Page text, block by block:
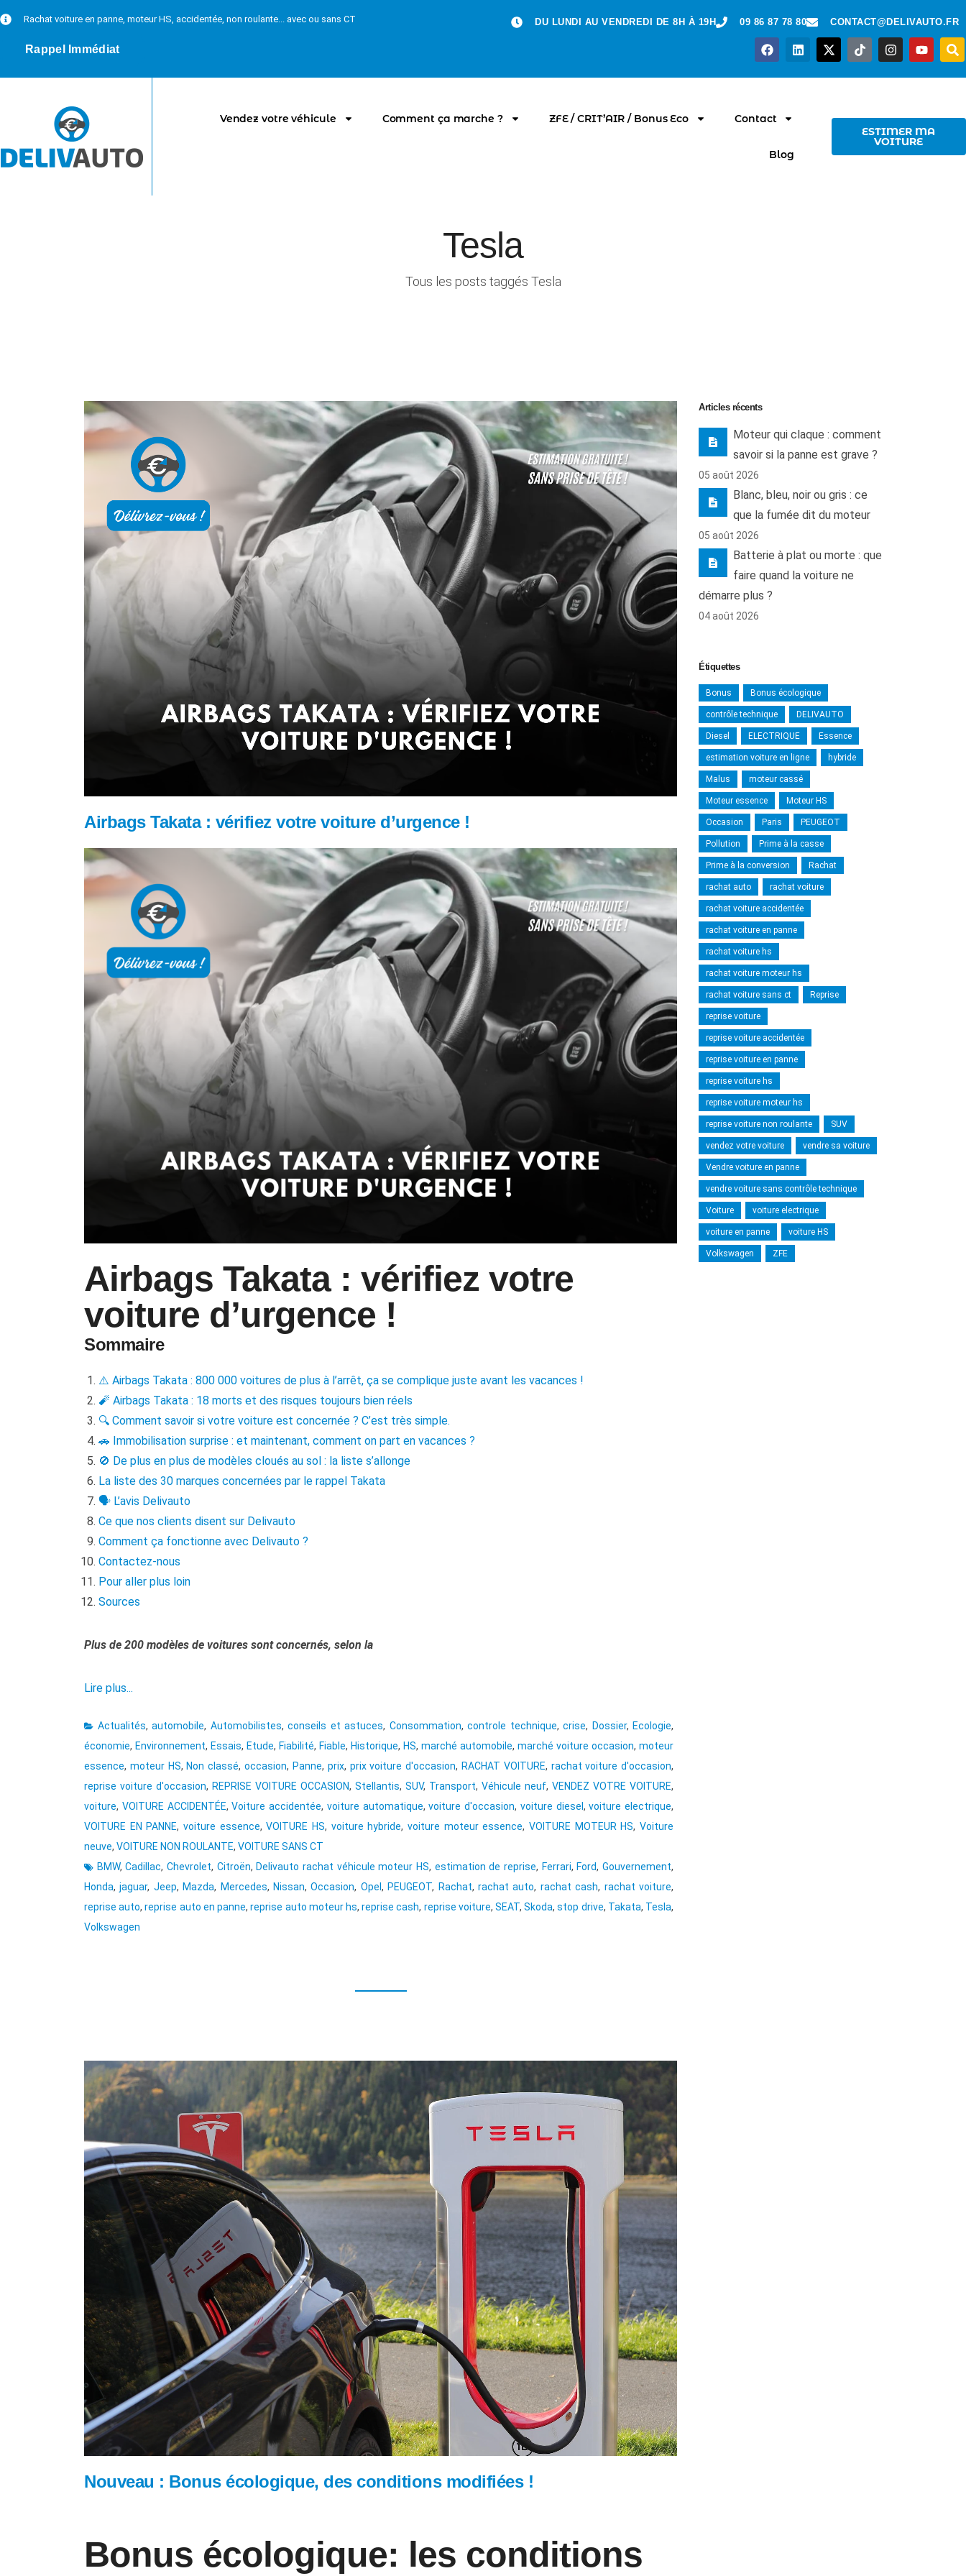
Rachat voiture en panne, moteur HS, accidentée, non roulante... avec ou sans CT
Rappel Immédiat
DU LUNDI AU VENDREDI DE 8H À 19H 09 86 87 78 80 CONTACT@DELIVAUTO.FR
Vendez votre véhicule Comment ça marche ? ZFE / CRIT’AIR / Bonus Eco Contact
Blog
ESTIMER MA
VOITURE
Tesla
Tous les posts taggés Tesla
Airbags Takata : vérifiez votre voiture d’urgence !
Airbags Takata : vérifiez votre
voiture d’urgence !
Sommaire
⚠️ Airbags Takata : 800 000 voitures de plus à l’arrêt, ça se complique juste avant les vacances !
🧨 Airbags Takata : 18 morts et des risques toujours bien réels
🔍 Comment savoir si votre voiture est concernée ? C’est très simple.
🚗 Immobilisation surprise : et maintenant, comment on part en vacances ?
🚫 De plus en plus de modèles cloués au sol : la liste s’allonge
La liste des 30 marques concernées par le rappel Takata
🗣️ L’avis Delivauto
Ce que nos clients disent sur Delivauto
Comment ça fonctionne avec Delivauto ?
Contactez-nous
Pour aller plus loin
Sources
Plus de 200 modèles de voitures sont concernés, selon la
Lire plus...
Actualités, automobile, Automobilistes, conseils et astuces, Consommation, controle technique, crise, Dossier, Ecologie,
économie, Environnement, Essais, Etude, Fiabilité, Fiable, Historique, HS, marché automobile, marché voiture occasion, moteur
essence, moteur HS, Non classé,occasion, Panne, prix, prix voiture d'occasion, RACHAT VOITURE, rachat voiture d'occasion,
reprise voiture d'occasion, REPRISE VOITURE OCCASION, Stellantis, SUV, Transport, Véhicule neuf, VENDEZ VOTRE VOITURE,
voiture, VOITURE ACCIDENTÉE,Voiture accidentée, voiture automatique,voiture d'occasion, voiture diesel ,voiture electrique,
VOITURE EN PANNE,voiture essence,VOITURE HS, voiture hybride,voiture moteur essence,VOITURE MOTEUR HS,Voiture
neuve, VOITURE NON ROULANTE, VOITURE SANS CT
BMW,Cadillac,Chevrolet, Citroën, Delivauto rachat véhicule moteur HS, estimation de reprise, Ferrari, Ford,Gouvernement,
Honda,jaguar, Jeep, Mazda, Mercedes, Nissan,Occasion, Opel , PEUGEOT, Rachat,rachat auto, rachat cash, rachat voiture,
reprise auto,reprise auto en panne,reprise auto moteur hs,reprise cash, reprise voiture,SEAT,Skoda,stop drive, Takata, Tesla,
Volkswagen
Nouveau : Bonus écologique, des conditions modifiées !
Bonus écologique: les conditions
Articles récents
Moteur qui claque : comment
savoir si la panne est grave ?
05 août 2026
Blanc, bleu, noir ou gris : ce
que la fumée dit du moteur
05 août 2026
Batterie à plat ou morte : que
faire quand la voiture ne
démarre plus ?
04 août 2026
Étiquettes
Bonus Bonus écologique
contrôle technique DELIVAUTO
Diesel ELECTRIQUE Essence
estimation voiture en ligne hybride
Malus moteur cassé
Moteur essence Moteur HS
Occasion Paris PEUGEOT
Pollution Prime à la casse
Prime à la conversion Rachat
rachat auto rachat voiture
rachat voiture accidentée
rachat voiture en panne
rachat voiture hs
rachat voiture moteur hs
rachat voiture sans ct Reprise
reprise voiture
reprise voiture accidentée
reprise voiture en panne
reprise voiture hs
reprise voiture moteur hs
reprise voiture non roulante SUV
vendez votre voiture vendre sa voiture
Vendre voiture en panne
vendre voiture sans contrôle technique
Voiture voiture electrique
voiture en panne voiture HS
Volkswagen ZFE